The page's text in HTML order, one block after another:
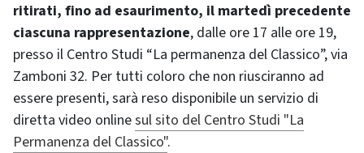
ritirati, fino ad esaurimento, il martedì precedente
ciascuna rappresentazione, dalle ore 17 alle ore 19,
presso il Centro Studi “La permanenza del Classico”, via
Zamboni 32. Per tutti coloro che non riusciranno ad
essere presenti, sarà reso disponibile un servizio di
diretta video onlinesul sito del Centro Studi "La
Permanenza del Classico".